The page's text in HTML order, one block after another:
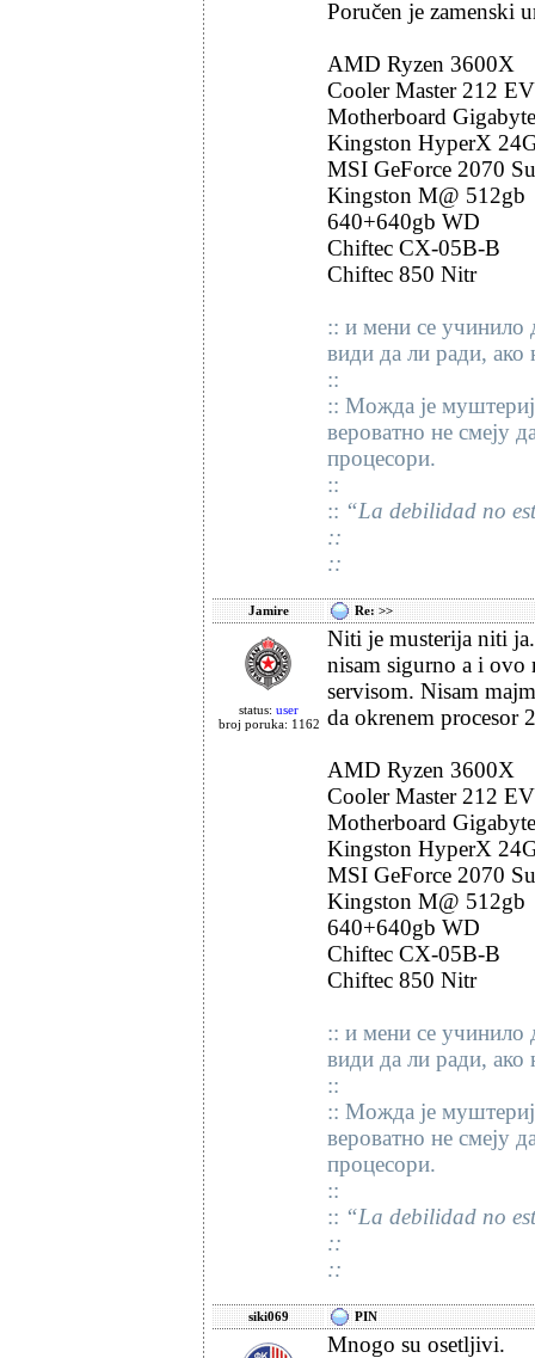
Poručen je zamenski
AMD Ryzen 3600X
Cooler Master 212
Motherboard
Kingston HyperX
MSI GeForce 2070
Kingston M@ 512gb
640+640gb WD
Chiftec CX-05B-B
Chiftec 850 Nitr
:: и мени се учинило
види да ли ради, ако
::
:: Можда је
вероватно не смеју
процесори.
::
:: “La debilidad no
::
::
Jamire Re: >>
status: user
broj poruka: 1162
Niti je musterija niti
nisam sigurno a i ovo
servisom. Nisam
da okrenem procesor
AMD Ryzen 3600X
Cooler Master 212
Motherboard
Kingston HyperX
MSI GeForce 2070
Kingston M@ 512gb
640+640gb WD
Chiftec CX-05B-B
Chiftec 850 Nitr
:: и мени се учинило
види да ли ради, ако
::
:: Можда је
вероватно не смеју
процесори.
::
:: “La debilidad no
::
::
siki069 PIN
Mnogo su osetljivi.